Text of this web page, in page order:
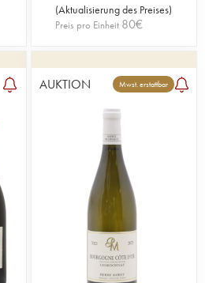
(Aktualisierung des Preises)
Preis pro Einheit 80€
AUKTION Mwst. erstattbar